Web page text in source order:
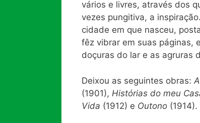
vários e livres, através dos
vezes pungitiva, a
cidade em que nasceu,
fêz vibrar em suas páginas,
doçuras do lar e as agruras
Deixou as seguintes obras:
(1901), Histórias do meu
Vida (1912) e Outono (1914).